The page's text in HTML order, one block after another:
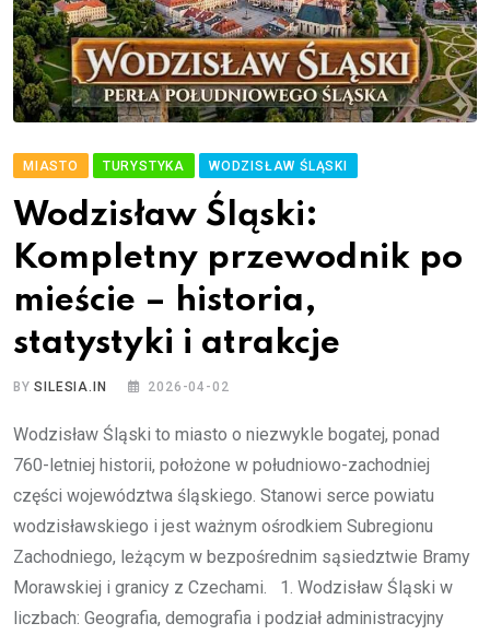
MIASTO TURYSTYKA WODZISŁAW ŚLĄSKI
Wodzisław Śląski:
Kompletny przewodnik po
mieście – historia,
statystyki i atrakcje
BYSILESIA.IN 2026-04-02
Wodzisław Śląski to miasto o niezwykle bogatej, ponad
760-letniej historii, położone w południowo-zachodniej
części województwa śląskiego. Stanowi serce powiatu
wodzisławskiego i jest ważnym ośrodkiem Subregionu
Zachodniego, leżącym w bezpośrednim sąsiedztwie Bramy
Morawskiej i granicy z Czechami. 1. Wodzisław Śląski w
liczbach: Geografia, demografia i podział administracyjny